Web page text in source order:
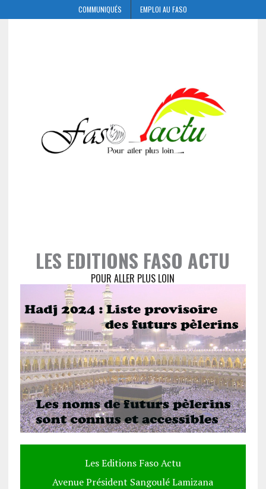
COMMUNIQUÉS EMPLOI AU FASO
LES EDITIONS FASO ACTU
POUR ALLER PLUS LOIN
Les Editions Faso Actu
Avenue Président Sangoulé Lamizana